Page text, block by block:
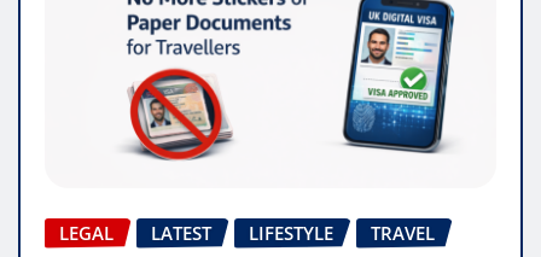
LEGAL LATEST LIFESTYLE TRAVEL